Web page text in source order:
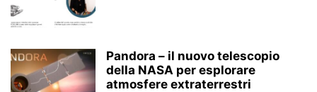
Pandora – il nuovo telescopio
della NASA per esplorare
atmosfere extraterrestri